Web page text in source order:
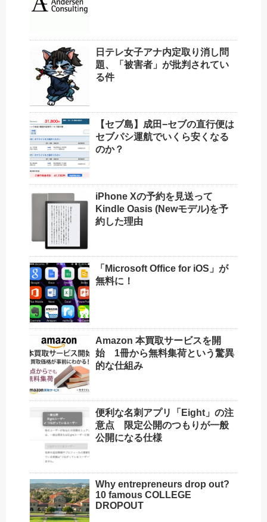
日テレ女子アナ内定取り消し問
題、「被害者」が批判されてい
る件
【セブ島】成田−セブの直行便は
セブパシ運航でいくら安くなる
のか？
iPhone Xの予約を見送って
Kindle Oasis (Newモデル)を予
約した理由
「Microsoft Office for iOS」が
無料に！
Amazon 本買取サービスを開
始 1冊から無料集荷という驚異
的な仕組み
便利な名刺アプリ「Eight」の注
意点 限定公開のつもりが一般
公開になる仕様
Why entrepreneurs drop out?
10 famous COLLEGE
DROPOUT